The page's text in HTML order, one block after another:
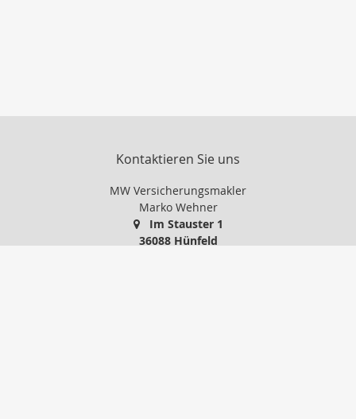
Kontaktieren Sie uns
MW Versicherungsmakler
Marko Wehner
Im Stauster 1
36088 Hünfeld